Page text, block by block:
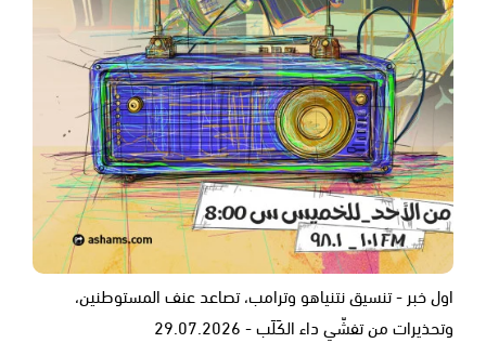
اول خبر - تنسيق نتنياهو وترامب، تصاعد عنف المستوطنين،
وتحذيرات من تفشّي داء الكَلَب - 29.07.2026